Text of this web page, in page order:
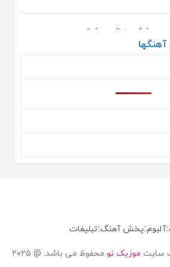
چاوشی به نام بعد از تو
طلیسچی به نام نداریم از تو بهتر
چاوشی به نام عجب اومدی
آهنگها
آلبوم پخش آهنگ تبلیغات
سایت موزیک نو محفوظ می باشد. @ ۲۰۲۵